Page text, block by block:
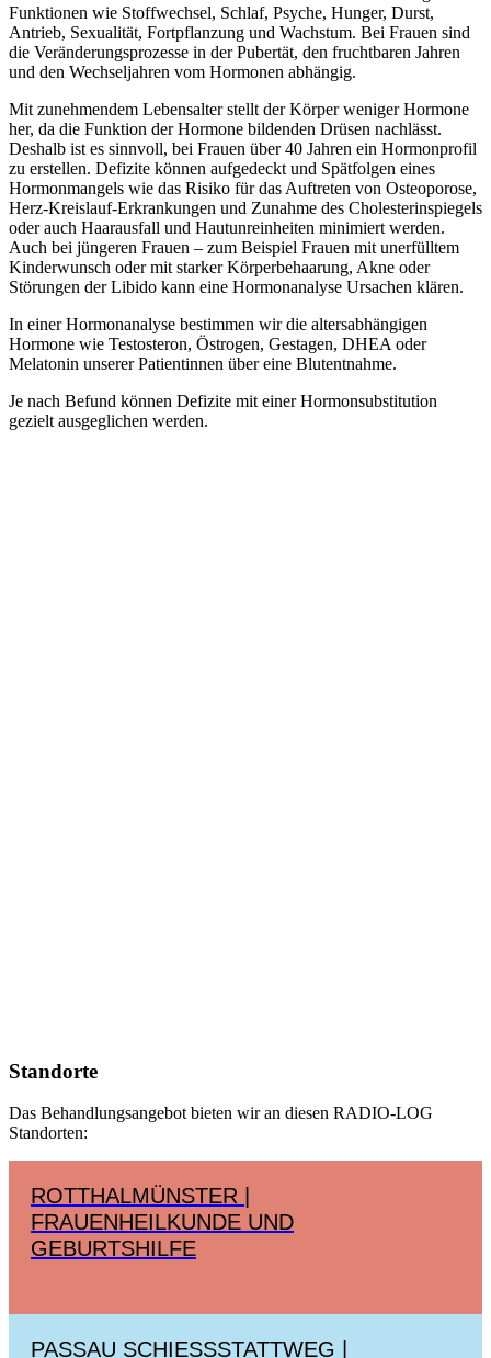
Funktionen wie Stoffwechsel, Schlaf, Psyche, Hunger, Durst,
Antrieb, Sexualität, Fortpflanzung und Wachstum. Bei Frauen sind
die Veränderungsprozesse in der Pubertät, den fruchtbaren Jahren
und den Wechseljahren vom Hormonen abhängig.
Mit zunehmendem Lebensalter stellt der Körper weniger Hormone
her, da die Funktion der Hormone bildenden Drüsen nachlässt.
Deshalb ist es sinnvoll, bei Frauen über 40 Jahren ein Hormonprofil
zu erstellen. Defizite können aufgedeckt und Spätfolgen eines
Hormonmangels wie das Risiko für das Auftreten von Osteoporose,
Herz-Kreislauf-Erkrankungen und Zunahme des Cholesterinspiegels
oder auch Haarausfall und Hautunreinheiten minimiert werden.
Auch bei jüngeren Frauen – zum Beispiel Frauen mit unerfülltem
Kinderwunsch oder mit starker Körperbehaarung, Akne oder
Störungen der Libido kann eine Hormonanalyse Ursachen klären.
In einer Hormonanalyse bestimmen wir die altersabhängigen
Hormone wie Testosteron, Östrogen, Gestagen, DHEA oder
Melatonin unserer Patientinnen über eine Blutentnahme.
Je nach Befund können Defizite mit einer Hormonsubstitution
gezielt ausgeglichen werden.
Standorte
Das Behandlungsangebot bieten wir an diesen RADIO-LOG
Standorten:
ROTTHALMÜNSTER |
FRAUENHEILKUNDE UND
GEBURTSHILFE
PASSAU SCHIESSSTATTWEG | S